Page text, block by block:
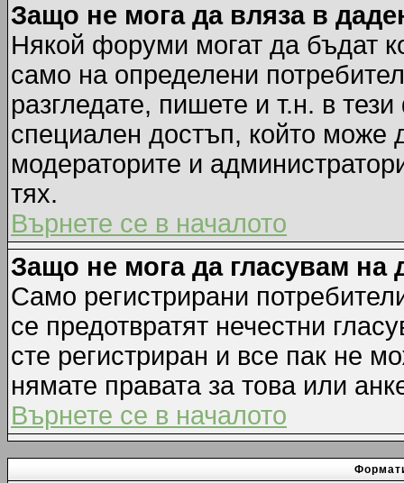
Защо не мога да вляза в
Някой форуми могат да бъдат
само на определени
разгледате, пишете и т.н. в
специален достъп, който може
модераторите и
тях.
Върнете се в началото
Защо не мога да гласувам на
Само регистрирани
се предотвратят нечестни
сте регистриран и все пак не
нямате правата за това или
Върнете се в началото